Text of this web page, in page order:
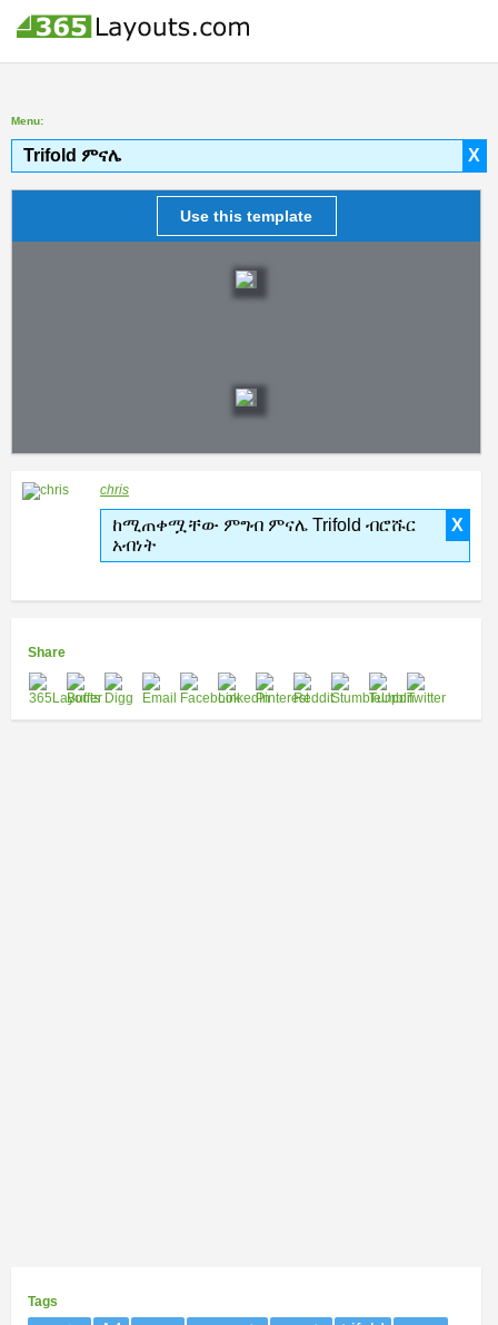
Menu:
X
Trifold ምናሌ
Use this template
chris
X
ከሚጠቀሟቸው ምግብ ምናሌ Trifold ብሮሹር
አብነት
Share
Tags